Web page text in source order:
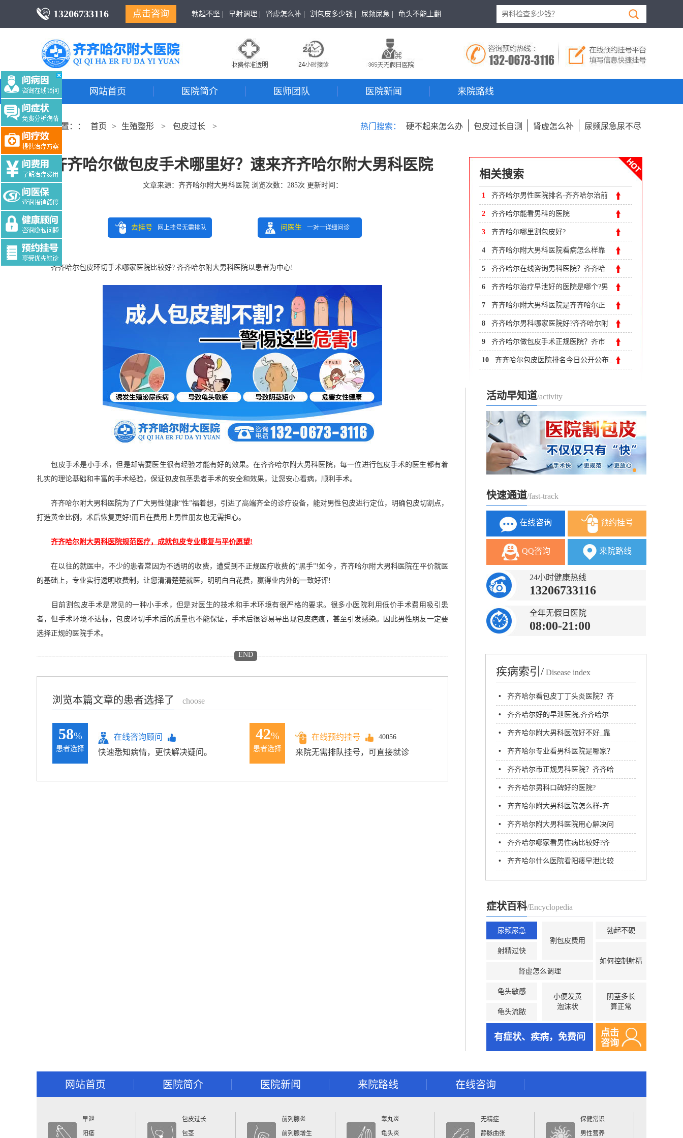
13206733116 点击咨询 勃起不坚 | 早射调理 | 肾虚怎么补 | 割包皮多少钱 | 尿频尿急 | 龟头不能上翻
网站首页 医院简介 医师团队 医院新闻 来院路线
当前位置：： 首页 > 生殖整形 > 包皮过长 > 热门搜索： 硬不起来怎么办 包皮过长自测 肾虚怎么补 尿频尿急尿不尽
齐齐哈尔做包皮手术哪里好？速来齐齐哈尔附大男科医院
文章来源： 齐齐哈尔附大男科医院浏览次数： 285次 更新时间：
去挂号 网上挂号无需排队 问医生 一对一详细问诊
Tag:$tag
齐齐哈尔包皮环切手术哪家医院比较好? 齐齐哈尔附大男科医院以患者为中心!
包皮手术是小手术，但是却需要医生很有经验才能有好的效果。在齐齐哈尔附大男科医院，每一位进行包皮手术的医生都有着
扎实的理论基础和丰富的手术经验，保证包皮包茎患者手术的安全和效果，让您安心看病，顺利手术。
齐齐哈尔附大男科医院为了广大男性健康“性”福着想，引进了高端齐全的诊疗设备，能对男性包皮进行定位，明确包皮切割点，
打造黄金比例，术后恢复更好!而且在费用上男性朋友也无需担心。
齐齐哈尔附大男科医院规范医疗，成就包皮专业康复与平价愿望!
在以往的就医中，不少的患者常因为不透明的收费，遭受到不正规医疗收费的“黑手”!如今，齐齐哈尔附大男科医院在平价就医
的基础上，专业实行透明收费制，让您清清楚楚就医，明明白白花费，赢得业内外的一致好评!
目前割包皮手术是常见的一种小手术，但是对医生的技术和手术环境有很严格的要求。很多小医院利用低价手术费用吸引患
者，但手术环境不达标，包皮环切手术后的质量也不能保证，手术后很容易导出现包皮疤痕，甚至引发感染。因此男性朋友一定要
选择正规的医院手术。
END
浏览本篇文章的患者选择了 choose
58%
患者选择
在线咨询顾问
快速悉知病情，更快解决疑问。
42%
患者选择
在线预约挂号 40056
来院无需排队挂号，可直接就诊
相关搜索
1 齐齐哈尔男性医院排名-齐齐哈尔治前
列腺炎哪里比较专业
2 齐齐哈尔能看男科的医院
3 齐齐哈尔哪里割包皮好?
4 齐齐哈尔附大男科医院看病怎么样靠
谱吗?
5 齐齐哈尔在线咨询男科医院？齐齐哈
尔男科医院哪家好
6 齐齐哈尔治疗早泄好的医院是哪个?男
性为何会发生早泄?
7 齐齐哈尔附大男科医院是齐齐哈尔正
规男科医院
8 齐齐哈尔男科哪家医院好?齐齐哈尔附
大男科医院怎么样?
9 齐齐哈尔做包皮手术正规医院？齐市
附大医院男科
10 齐齐哈尔包皮医院排名今日公开公布_
活动早知道/activity
快速通道/fast-track
在线咨询 预约挂号
QQ咨询 来院路线
24小时健康热线
13206733116
全年无假日医院
08:00-21:00
疾病索引/ Disease index
• 齐齐哈尔看包皮丁丁头炎医院？齐
齐哈尔附大男科医院
• 齐齐哈尔好的早泄医院,齐齐哈尔
附大男科医院
• 齐齐哈尔附大男科医院好不好_靠
谱口碑好
• 齐齐哈尔专业看男科医院是哪家？
齐齐哈尔割包皮究竟哪家医院好?
• 齐齐哈尔市正规男科医院？齐齐哈
尔附大男科医院
• 齐齐哈尔男科口碑好的医院?
• 齐齐哈尔附大男科医院怎么样-齐
齐哈尔附大男科医院好不好
• 齐齐哈尔附大男科医院用心解决问
题方便患者
• 齐齐哈尔哪家看男性病比较好?齐
齐哈尔男科医院哪家好?
• 齐齐哈尔什么医院看阳痿早泄比较
好呢?
症状百科/Encyclopedia
尿频尿急
割包皮费用
射精过快
肾虚怎么调理
龟头敏感
小便发黄
泡沫状
龟头流脓
勃起不硬
如何控制射精
阴茎多长
算正常
有症状、疾病，免费问
点击
咨询
网站首页 医院简介 医院新闻 来院路线 在线咨询
早泄
阳痿
包皮过长
包茎
前列腺炎
前列腺增生
睾丸炎
龟头炎
无精症
静脉曲张
保健常识
男性营养